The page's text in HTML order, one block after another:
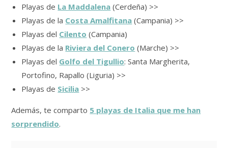
Playas de La Maddalena (Cerdeña) >>
Playas de la Costa Amalfitana (Campania) >>
Playas del Cilento (Campania)
Playas de la Riviera del Conero (Marche) >>
Playas del Golfo del Tigullio: Santa Margherita,
Portofino, Rapallo (Liguria) >>
Playas de Sicilia >>
Además, te comparto 5 playas de Italia que me han
sorprendido.